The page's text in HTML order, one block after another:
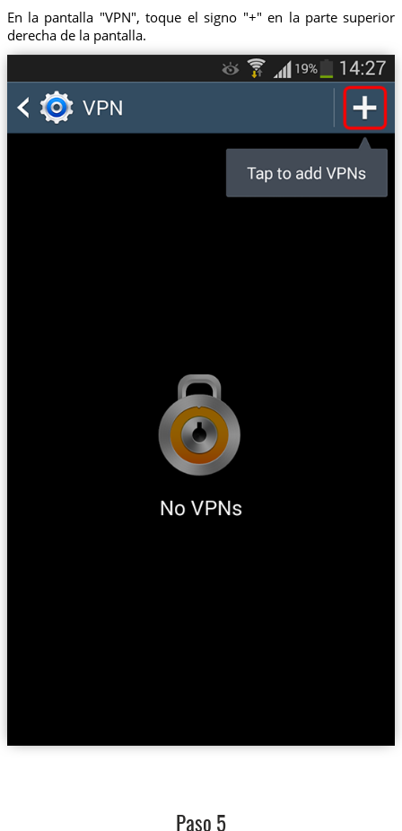
En la pantalla "VPN", toque el signo "+" en la parte superior
derecha de la pantalla.
Paso 5